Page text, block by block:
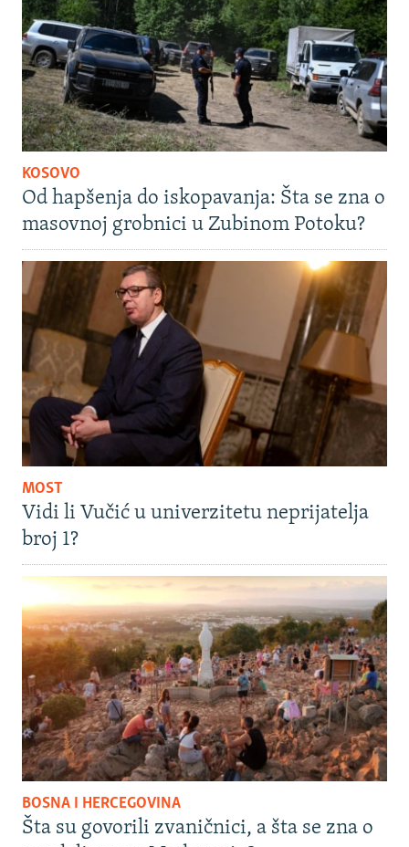
KOSOVO
Od hapšenja do iskopavanja: Šta se zna o
masovnoj grobnici u Zubinom Potoku?
MOST
Vidi li Vučić u univerzitetu neprijatelja
broj 1?
BOSNA I HERCEGOVINA
Šta su govorili zvaničnici, a šta se zna o